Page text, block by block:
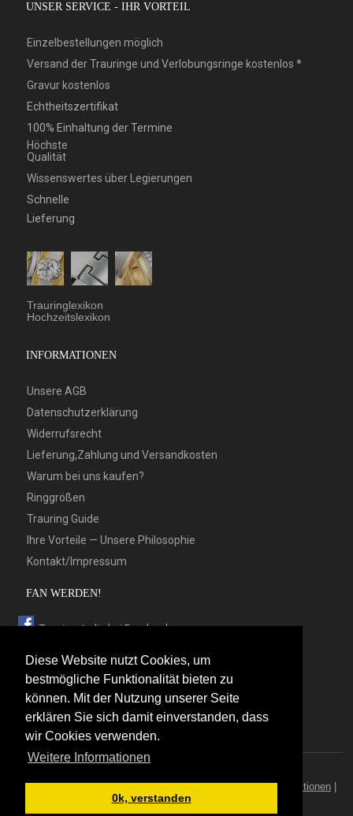
Diese Website nutzt Cookies, um
bestmögliche Funktionalität bieten zu
können. Mit der Nutzung unserer Seite
erklären Sie sich damit einverstanden, dass
wir Cookies verwenden.
Weitere Informationen
0k, verstanden
UNSER SERVICE - IHR VORTEIL
Einzelbestellungen möglich
Versand der Trauringe und Verlobungsringe kostenlos *
Gravur kostenlos
Echtheitszertifikat
100% Einhaltung der Termine
Höchste
Qualität
Wissenswertes über Legierungen
Schnelle
Lieferung
Trauringlexikon
Hochzeitslexikon
INFORMATIONEN
Unsere AGB
Datenschutzerklärung
Widerrufsrecht
Lieferung,Zahlung und Versandkosten
Warum bei uns kaufen?
Ringgrößen
Trauring Guide
Ihre Vorteile — Unsere Philosophie
Kontakt/Impressum
FAN WERDEN!
Trauringstudio bei Facebook
Trauringstudio bei Twitter
Trauringstudio bei Pinterest
Trauringstudio bei flickr
Trauringstudio|Trauringe|Hersteller|Kontakt/Impressum Aktionen|
News|Sitemap